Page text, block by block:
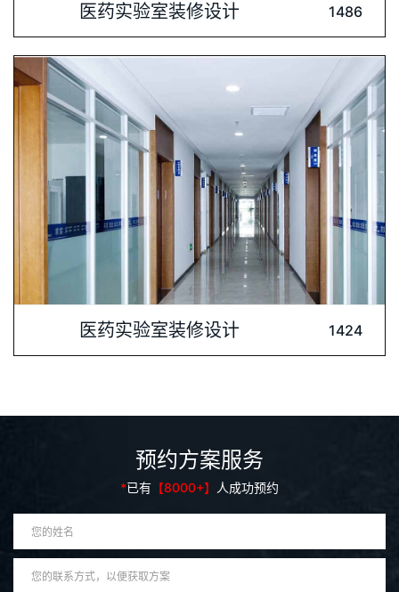
一体的综合性制药企业。现为上交所主板上市企业，具有三十多
以实力打造重点工程，分为2#、3#两栋建筑。2#楼地上为四
层，主要用途：特医检验及药品的中试生产。3#楼地上
医药实验室装修设计 1486
的全资控股子公司，主要从事香精香料、食品添加剂、营养品、
康、高效、环保”的企业使命与山东新和成药业“安全第一，
医药实验室装修设计 1424
预约方案服务
*已有 【8000+】 人成功预约